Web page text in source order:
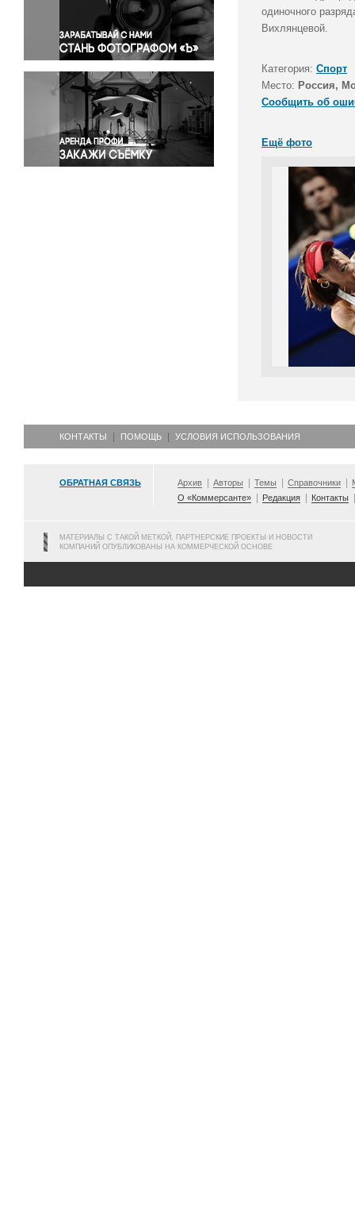
Правосудие
Происшествия и конфликты
Религия
Светская жизнь
Спорт
Экология
Экономика и бизнес
одиночного
Вихлянцевой.
Категория: Спорт
Место: Россия,
Сообщить об
Ещё фото
КОНТАКТЫ ПОМОЩЬ УСЛОВИЯ ИСПОЛЬЗОВАНИЯ
ОБРАТНАЯ СВЯЗЬ Архив Авторы Темы Справочники
О «Коммерсанте»
Редакция Контакты
МАТЕРИАЛЫ С ТАКОЙ МЕТКОЙ, ПАРТНЕРСКИЕ ПРОЕКТЫ И НОВОСТИ
КОМПАНИЙ ОПУБЛИКОВАНЫ НА КОММЕРЧЕСКОЙ ОСНОВЕ